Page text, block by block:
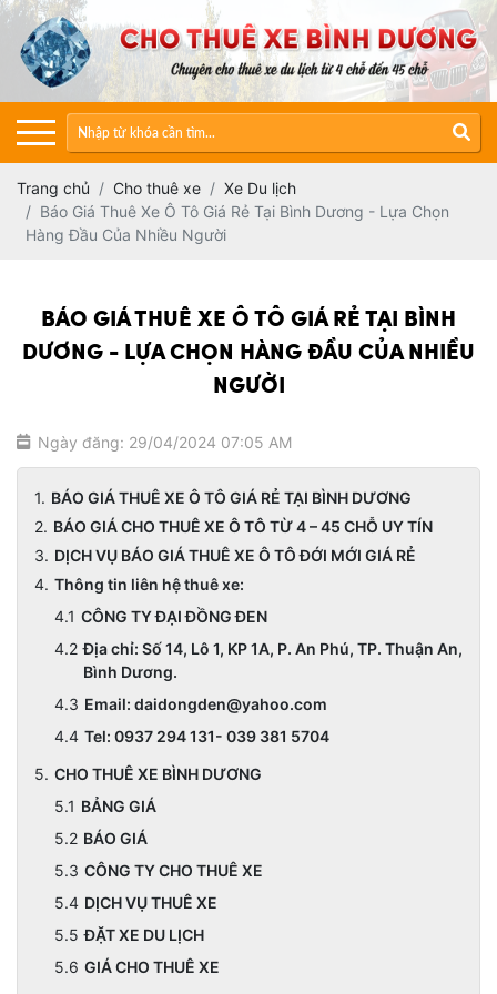
Trang chủ Cho thuê xe
Xe Du lịch
Báo Giá Thuê Xe Ô Tô Giá Rẻ Tại Bình Dương - Lựa Chọn
Hàng Đầu Của Nhiều Người
BÁO GIÁ THUÊ XE Ô TÔ GIÁ RẺ TẠI BÌNH
DƯƠNG - LỰA CHỌN HÀNG ĐẦU CỦA NHIỀU
NGƯỜI
Ngày đăng: 29/04/2024 07:05 AM
BÁO GIÁ THUÊ XE Ô TÔ GIÁ RẺ TẠI BÌNH DƯƠNG
BÁO GIÁ CHO THUÊ XE Ô TÔ TỪ 4 – 45 CHỖ UY TÍN
DỊCH VỤ BÁO GIÁ THUÊ XE Ô TÔ ĐỚI MỚI GIÁ RẺ
Thông tin liên hệ thuê xe:
CÔNG TY ĐẠI ĐỒNG ĐEN
Địa chỉ: Số 14, Lô 1, KP 1A, P. An Phú, TP. Thuận An,
Bình Dương.
Email: daidongden@yahoo.com
Tel: 0937 294 131- 039 381 5704
CHO THUÊ XE BÌNH DƯƠNG
BẢNG GIÁ
BÁO GIÁ
CÔNG TY CHO THUÊ XE
DỊCH VỤ THUÊ XE
ĐẶT XE DU LỊCH
GIÁ CHO THUÊ XE